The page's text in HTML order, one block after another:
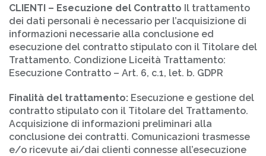
CLIENTI – Esecuzione del Contratto Il trattamento
dei dati personali è necessario per l’acquisizione di
informazioni necessarie alla conclusione ed
esecuzione del contratto stipulato con il Titolare del
Trattamento. Condizione Liceità Trattamento:
Esecuzione Contratto – Art. 6, c.1, let. b. GDPR
Finalità del trattamento: Esecuzione e gestione del
contratto stipulato con il Titolare del Trattamento.
Acquisizione di informazioni preliminari alla
conclusione dei contratti. Comunicazioni trasmesse
e/o ricevute ai/dai clienti connesse all’esecuzione